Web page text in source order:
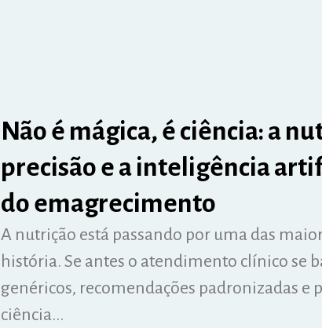
Não é mágica, é ciência: a
precisão e a inteligência
do emagrecimento
A nutrição está passando por uma das
história. Se antes o atendimento clínico se
genéricos, recomendações padronizadas e
ciência...